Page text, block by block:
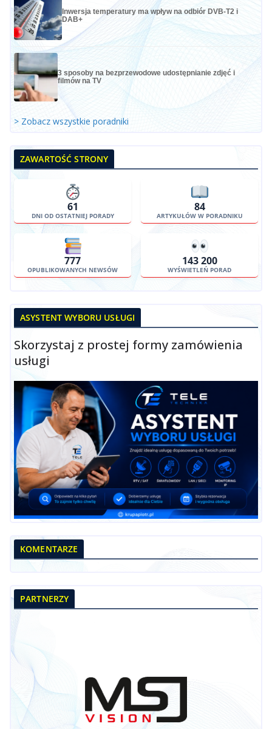
Inwersja temperatury ma wpływ na odbiór DVB-T2 i
DAB+
3 sposoby na bezprzewodowe udostępnianie zdjęć i
filmów na TV
> Zobacz wszystkie poradniki
ZAWARTOŚĆ STRONY
61
DNI OD OSTATNIEJ PORADY
84
ARTYKUŁÓW W PORADNIKU
777
OPUBLIKOWANYCH NEWSÓW
143 200
WYŚWIETLEŃ PORAD
ASYSTENT WYBORU USŁUGI
Skorzystaj z prostej formy zamówienia
usługi
KOMENTARZE
PARTNERZY